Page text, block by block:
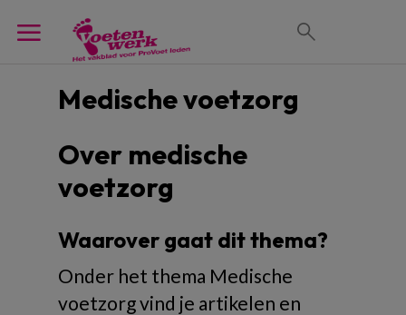
Medische voetzorg
Over medische
voetzorg
Waarover gaat dit thema?
Onder het thema Medische
voetzorg vind je artikelen en